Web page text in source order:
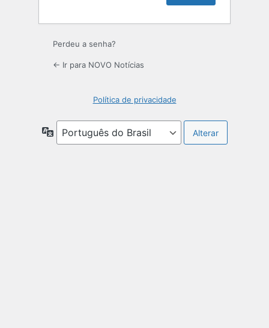
Perdeu a senha?
← Ir para NOVO Notícias
Política de privacidade
Idioma